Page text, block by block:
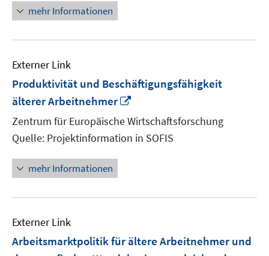
mehr Informationen
Externer Link
Produktivität und Beschäftigungsfähigkeit
älterer Arbeitnehmer
neuem
Fenster
öffnen
Zentrum für Europäische Wirtschaftsforschung
Quelle: Projektinformation in SOFIS
mehr Informationen
Externer Link
Arbeitsmarktpolitik für ältere Arbeitnehmer und